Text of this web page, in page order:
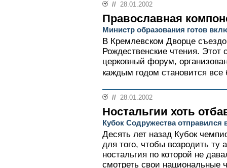
// 28.01.2002
Православная
Министр образования готов
В Кремлевском Дворце
Рождественские чтения.
церковный форум,
каждым годом становится
// 28.01.2002
Ностальгии хоть
Кубок Содружества отправился
Десять лет назад Кубок
для того, чтобы возродить ту
ностальгия по которой не
смотреть свои национальные